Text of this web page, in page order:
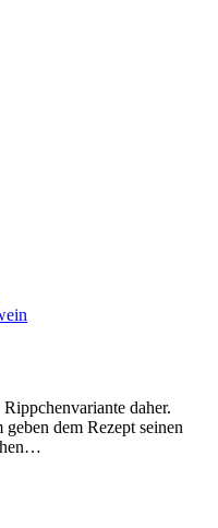
daher.
geben dem Rezept seinen